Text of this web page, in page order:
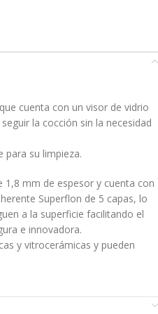
cuenta con un visor de vidrio
la cocción sin la necesidad
para su limpieza.
1,8 mm de espesor y cuenta con
Superflon de 5 capas, lo
a la superficie facilitando el
e innovadora.
y vitrocerámicas y pueden